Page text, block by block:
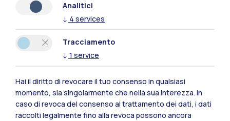
Polimi Community
Tutti i siti dell’ecosistema
Residenze Frontiere
Analitici
↓ 4 services
Tracciamento
↓ 1 service
Hai il diritto di revocare il tuo consenso in qualsiasi
momento, sia singolarmente che nella sua interezza. In
caso di revoca del consenso al trattamento dei dati, i dati
raccolti legalmente fino alla revoca possono ancora